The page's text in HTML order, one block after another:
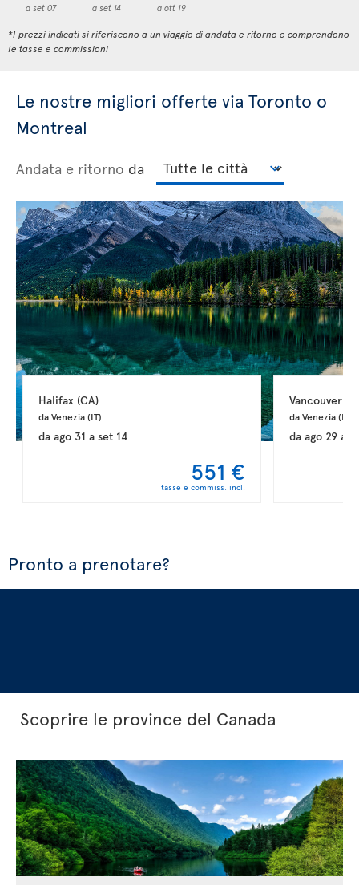
a set 07
a set 14
a ott 19
*I prezzi indicati si riferiscono a un viaggio di andata e ritorno e comprendono
le tasse e commissioni
Le nostre migliori offerte via Toronto o
Montreal
Andata e ritorno da
Halifax (CA)
da Venezia (IT)
da ago 31 a set 14
551 €
tasse e commiss. incl.
Vancouver
da Venezia (IT)
daago 29 a
Pronto a prenotare?
Scoprire le province del Canada